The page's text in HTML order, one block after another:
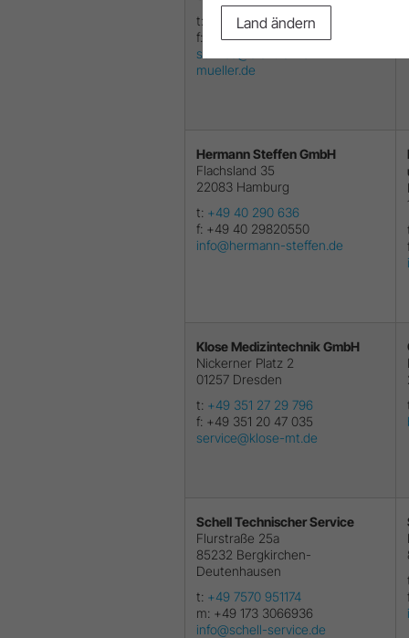
t:
+49 6192 5315
f:
+49 06192 5305
service@elektro-frank-
mueller.de
Hermann Steffen GmbH
Flachsland 35
22083 Hamburg
t: +49 40 290 636
f: +49 40 29820550
info@hermann-steffen.de
Klose Medizintechnik GmbH
Nickerner Platz 2
01257 Dresden
t: +49 351 27 29 796
f: +49 351 20 47 035
service@klose-mt.de
Schell Technischer Service
Flurstraße 25a
85232 Bergkirchen-
Deutenhausen
t: +49 7570 951174
m: +49 173 3066936
info@schell-service.de
Land ändern